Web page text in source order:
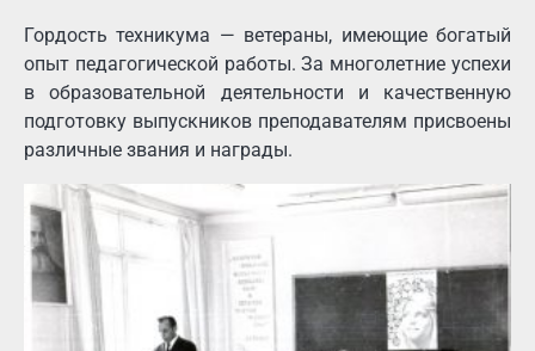
Гордость техникума — ветераны, имеющие богатый
опыт педагогической работы. За многолетние успехи
в образовательной деятельности и качественную
подготовку выпускников преподавателям присвоены
различные звания и награды.